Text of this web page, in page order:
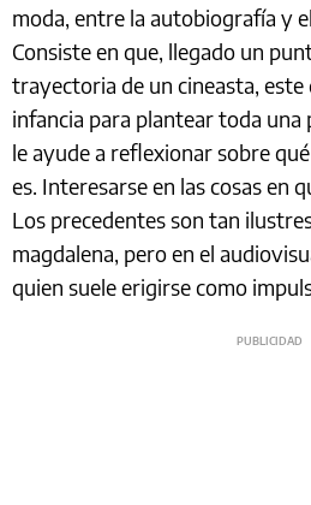
moda, entre la autobiografía y
Consiste en que, llegado un
trayectoria de un cineasta, este
infancia para plantear toda una
le ayude a reflexionar sobre
es. Interesarse en las cosas en
Los precedentes son tan
magdalena, pero en el
quien suele erigirse como